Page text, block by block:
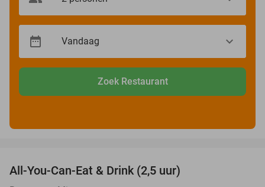
Zoek Restaurant
All-You-Can-Eat & Drink (2,5 uur)